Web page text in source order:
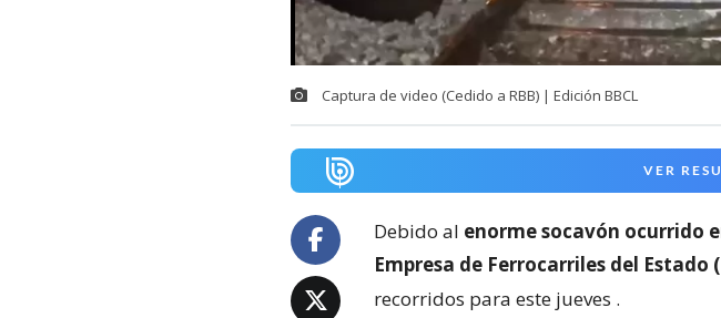
Captura de video (Cedido a RBB) | Edición BBCL
VER
Debido al enorme socavón ocurrido
Empresa de Ferrocarriles del Estado
recorridos para este jueves .